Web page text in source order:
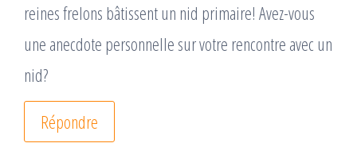
reines frelons bâtissent un nid primaire! Avez-vous
une anecdote personnelle sur votre rencontre avec un
nid?
Répondre